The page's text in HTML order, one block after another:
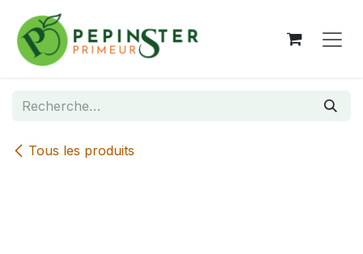
Se rendre au contenu
Tous les produits